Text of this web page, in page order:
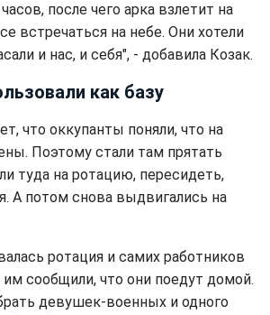
после чего арка взлетит на
встречаться на небе. Они хотели
и нас, и себя", - добавила Козак.
как базу
что оккупанты поняли, что на
Поэтому стали там прятать
туда на ротацию, пересидеть,
А потом снова выдвигались на
ротация и самих работников
сообщили, что они поедут домой.
девушек-военных и одного